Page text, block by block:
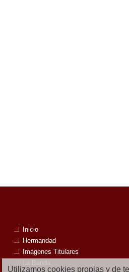
Inicio
Hermandad
Imágenes Titulares
La Banda
Utilizamos cookies propias y de